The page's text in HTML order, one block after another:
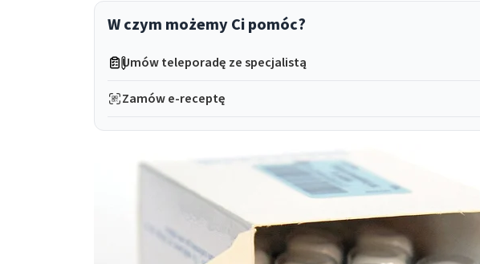
W czym możemy Ci pomóc?
Umów teleporadę ze specjalistą
Zamów e-receptę